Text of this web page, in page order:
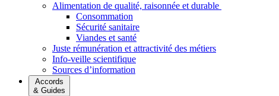
Alimentation de qualité, raisonnée et durable
Consommation
Sécurité sanitaire
Viandes et santé
Juste rémunération et attractivité des métiers
Info-veille scientifique
Sources d’information
Accords
& Guides